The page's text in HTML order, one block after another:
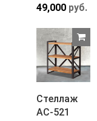
49,000 руб.
Стеллаж
АС-521